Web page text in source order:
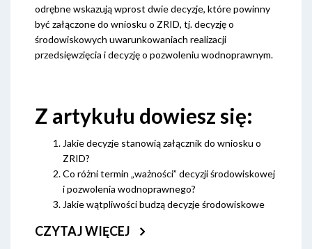
odrębne wskazują wprost dwie decyzje, które powinny
być załączone do wniosku o ZRID, tj. decyzję o
środowiskowych uwarunkowaniach realizacji
przedsięwzięcia i decyzję o pozwoleniu wodnoprawnym.
Z artykułu dowiesz się:
Jakie decyzje stanowią załącznik do wniosku o
ZRID?
Co różni termin „ważności” decyzji środowiskowej
i pozwolenia wodnoprawnego?
Jakie wątpliwości budzą decyzje środowiskowe
CZYTAJ WIĘCEJ